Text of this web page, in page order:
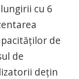
cu 6
de
de
deţin